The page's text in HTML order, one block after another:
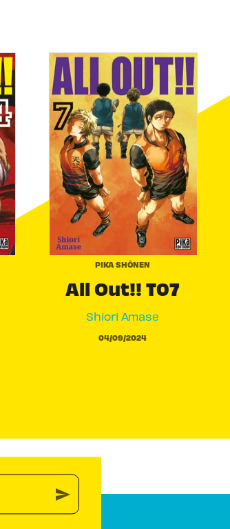
PIKA SHÔNEN
All Out!! T07
Shiori Amase
04/09/2024
send